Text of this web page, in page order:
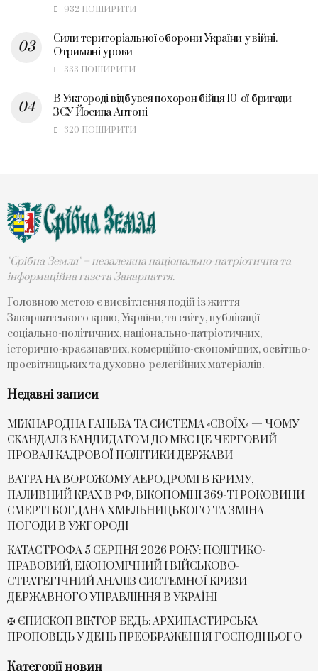
932 ПОШИРИТИ
Сили територіальної оборони України у війні.
Отримані уроки
333 ПОШИРИТИ
В Ужгороді відбувся похорон бійця 10-ої бригади
ЗСУ Йосипа Антоні
320 ПОШИРИТИ
"Срібна Земля" – незалежна національно-патріотична та
інформаційна газета Закарпаття.
Головною метою є висвітлення подій із життя
Закарпатського краю, України, та світу, публікації
соціально-політичних, національно-патріотичних,
історично-краєзнавчих, комерційно-економічних, освітньо-
просвітницьких та духовно-релегійних матеріалів.
Недавні записи
МІЖНАРОДНА ГАНЬБА ТА СИСТЕМА «СВОЇХ» — ЧОМУ
СKАНДАЛ З КАНДИДАТОМ ДО МКС ЦЕ ЧЕРГОВИЙ
ПРОВАЛ КАДРОВОЇ ПОЛІТИКИ ДЕРЖАВИ
ВАТРА НА ВОРОЖОМУ АЕРОДРОМІ В КРИМУ,
ПАЛИВНИЙ КРАХ В РФ, ВІКОПОМНІ 369-ТІ РОКОВИНИ
СМЕРТІ БОГДАНА ХМЕЛЬНИЦЬКОГО ТА ЗМІНА
ПОГОДИ В УЖГОРОДІ
КАТАСТРОФА 5 СЕРПНЯ 2026 РОКУ: ПОЛІТИКО-
ПРАВОВИЙ, ЕКОНОМІЧНИЙ І ВІЙСЬКОВО-
СТРАТЕГІЧНИЙ АНАЛІЗ СИСТЕМНОЇ КРИЗИ
ДЕРЖАВНОГО УПРАВЛІННЯ В УКРАЇНІ
✠ ЄПИСКОП ВІКТОР БЕДЬ: АРХИПАСТИРСЬКА
ПРОПОВІДЬ У ДЕНЬ ПРЕОБРАЖЕННЯ ГОСПОДНЬОГО
Категорії новин